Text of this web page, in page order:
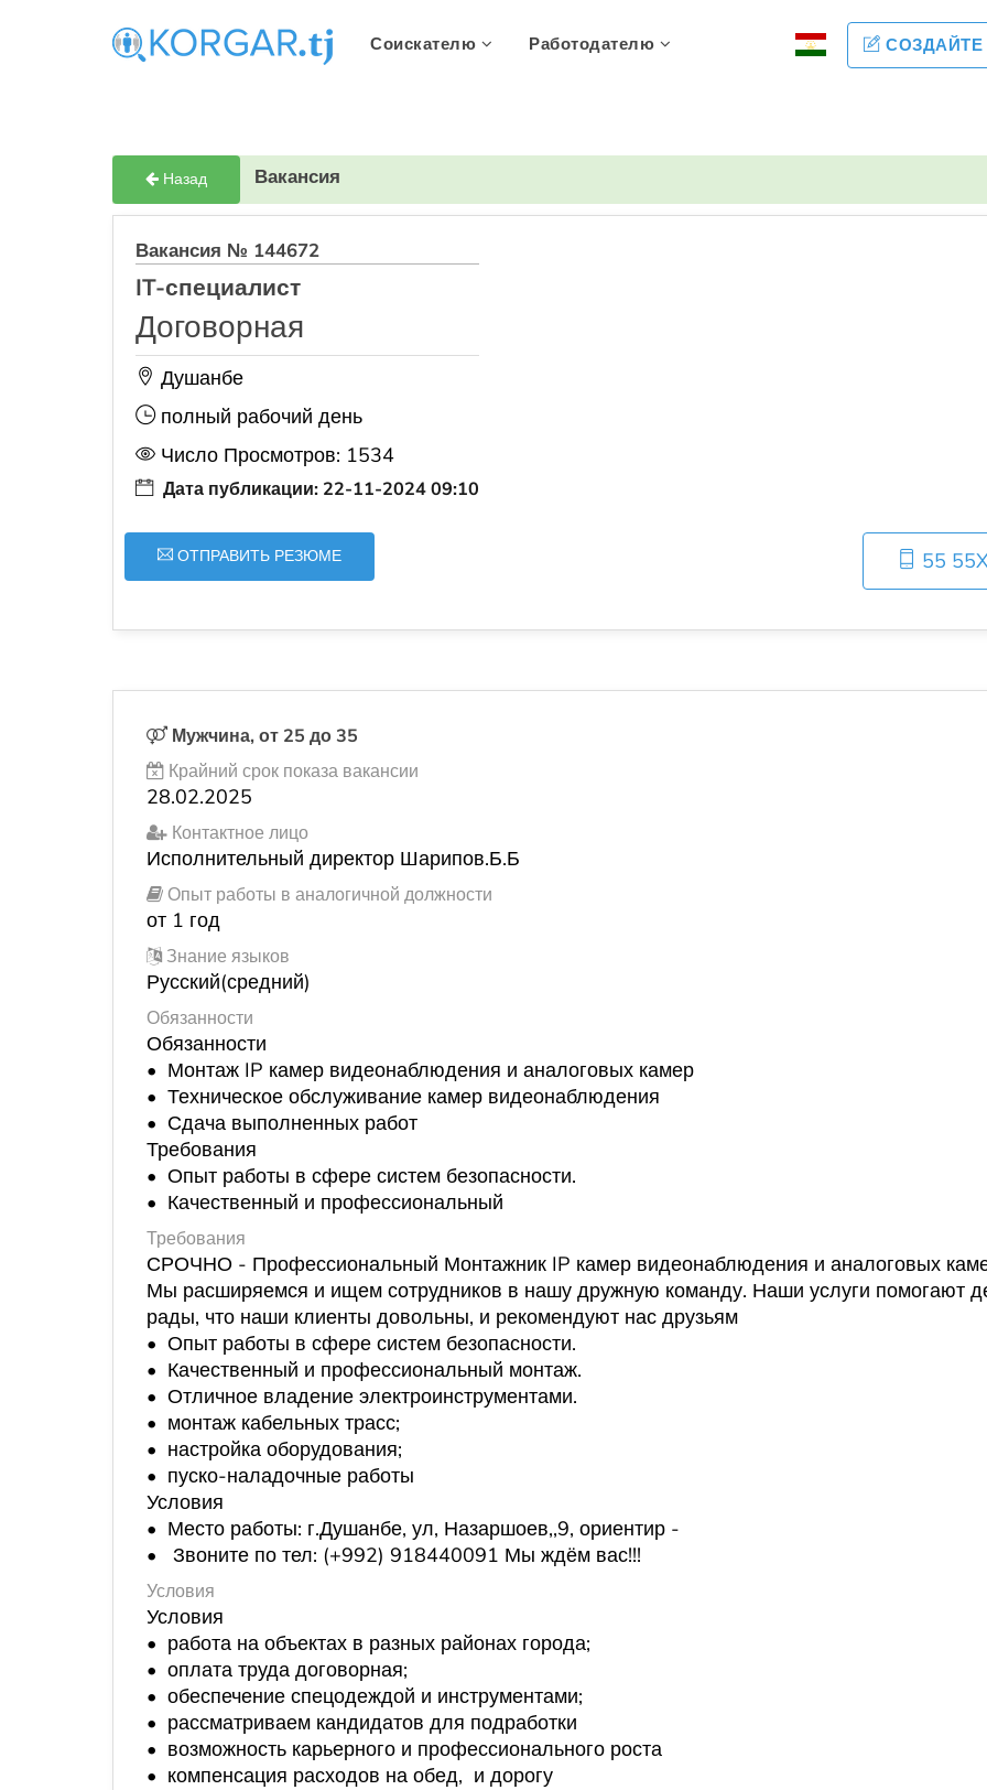
Соискателю Работодателю
Назад Вакансия
Вакансия № 144672
IT-специалист
Договорная
Душанбе
полный рабочий день
Число Просмотров: 1534
Дата публикации: 22-11-2024 09:10
ОТПРАВИТЬ РЕЗЮМЕ 55
Мужчина, от 25 до 35
Крайний срок показа вакансии
28.02.2025
Контактное лицо
Исполнительный директор Шарипов.Б.Б
Опыт работы в аналогичной должности
от 1 год
Знание языков
Русский(средний)
Обязанности
Обязанности
• Монтаж IP камер видеонаблюдения и аналоговых камер
• Техническое обслуживание камер видеонаблюдения
• Сдача выполненных работ
Требования
• Опыт работы в сфере систем безопасности.
• Качественный и профессиональный
Требования
СРОЧНО - Профессиональный Монтажник IP камер видеонаблюдения и аналоговых
Мы расширяемся и ищем сотрудников в нашу дружную команду. Наши услуги помогают
рады, что наши клиенты довольны, и рекомендуют нас друзьям
• Опыт работы в сфере систем безопасности.
• Качественный и профессиональный монтаж.
• Отличное владение электроинструментами.
• монтаж кабельных трасс;
• настройка оборудования;
• пуско-наладочные работы
Условия
• Место работы: г.Душанбе, ул, Назаршоев,,9, ориентир -
• Звоните по тел: (+992) 918440091 Мы ждём вас!!!
Условия
Условия
• работа на объектах в разных районах города;
• оплата труда договорная;
• обеспечение спецодеждой и инструментами;
• рассматриваем кандидатов для подработки
• возможность карьерного и профессионального роста
• компенсация расходов на обед, и дорогу